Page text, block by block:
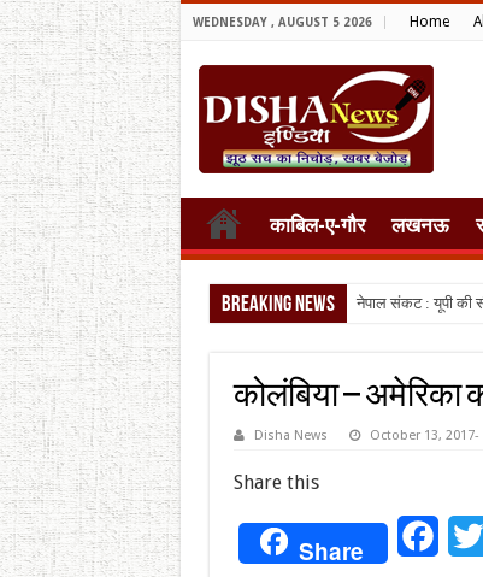
WEDNESDAY , AUGUST 5 2026 Home
काबिल-ए-गौर लखनऊ
Breaking News नेपाल संकट : यूपी की
कोलंबिया – अमेरिका
Disha News October 13, 2017-
Share this
Share